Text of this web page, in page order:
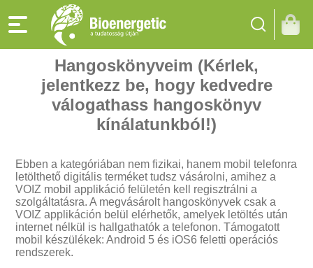
Hangoskönyveim (Kérlek,
jelentkezz be, hogy kedvedre
válogathass hangoskönyv
kínálatunkból!)
Ebben a kategóriában nem fizikai, hanem mobil telefonra
letölthető digitális terméket tudsz vásárolni, amihez a
VOIZ mobil applikáció felületén kell regisztrálni a
szolgáltatásra. A megvásárolt hangoskönyvek csak a
VOIZ applikáción belül elérhetők, amelyek letöltés után
internet nélkül is hallgathatók a telefonon. Támogatott
mobil készülékek: Android 5 és iOS6 feletti operációs
rendszerek.